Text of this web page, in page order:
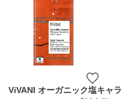
ViVANI オーガニック塩キャラ